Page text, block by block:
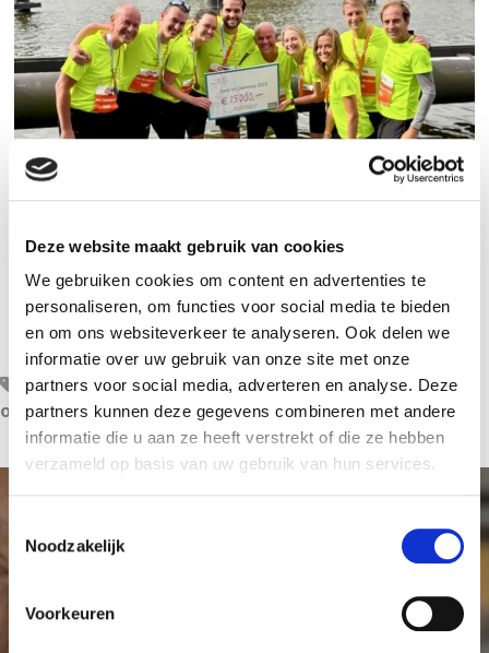
Deze website maakt gebruik van cookies
We gebruiken cookies om content en advertenties te
personaliseren, om functies voor social media te bieden
en om ons websiteverkeer te analyseren. Ook delen we
informatie over uw gebruik van onze site met onze
partners voor social media, adverteren en analyse. Deze
partners kunnen deze gegevens combineren met andere
informatie die u aan ze heeft verstrekt of die ze hebben
verzameld op basis van uw gebruik van hun services.
e
Noodzakelijk
Voorkeuren
Damloop 2025 team Hajema’s
AVL,don ,kankeronderzoek,wetenschappelijk
onderzoek
Maak meer onderzoek
mogelijk